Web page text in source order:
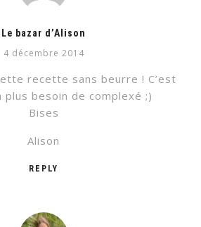
Le bazar d’Alison
4 décembre 2014
REPLY
recette sans beurre ! C’est
plus besoin de complexé ;)
Bises
Alison